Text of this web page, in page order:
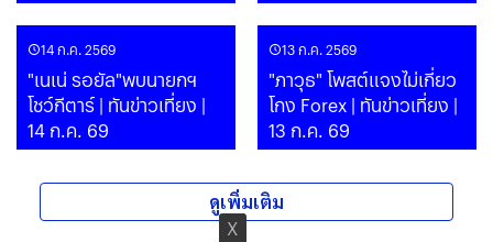
14 ก.ค. 2569
"เนเน่ รอยัล"พบนายกฯ
โชว์กีตาร์ | ทันข่าวเที่ยง |
14 ก.ค. 69
13 ก.ค. 2569
"ภาวุธ" โพสต์แจงไม่เกี่ยว
โกง Forex | ทันข่าวเที่ยง |
13 ก.ค. 69
ดูเพิ่มเติม